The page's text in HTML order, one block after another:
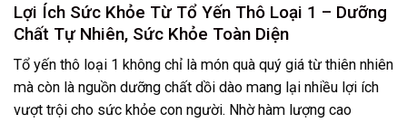
Lợi Ích Sức Khỏe Từ Tổ Yến Thô Loại 1 – Dưỡng
Chất Tự Nhiên, Sức Khỏe Toàn Diện
Tổ yến thô loại 1 không chỉ là món quà quý giá từ thiên nhiên
mà còn là nguồn dưỡng chất dồi dào mang lại nhiều lợi ích
vượt trội cho sức khỏe con người. Nhờ hàm lượng cao